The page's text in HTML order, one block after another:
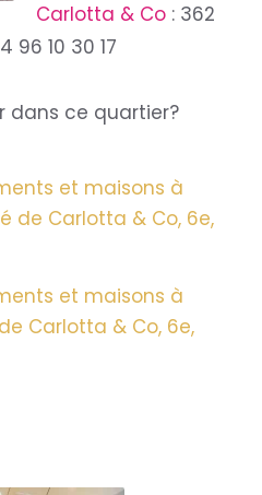
Carlotta & Co : 362
96 10 30 17
dans ce quartier?
et maisons à
de Carlotta & Co, 6e,
et maisons à
Carlotta & Co, 6e,